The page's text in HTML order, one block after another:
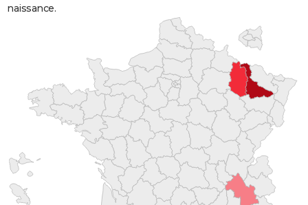
naissance.